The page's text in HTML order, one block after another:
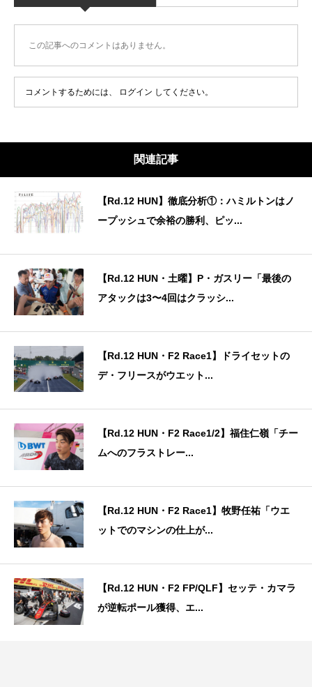
この記事へのコメントはありません。
コメントするためには、 ログイン してください。
関連記事
【Rd.12 HUN】徹底分析①：ハミルトンはノ
ープッシュで余裕の勝利、ピッ...
【Rd.12 HUN・土曜】P・ガスリー「最後の
アタックは3〜4回はクラッシ...
【Rd.12 HUN・F2 Race1】ドライセットの
デ・フリースがウエット...
【Rd.12 HUN・F2 Race1/2】福住仁嶺「チー
ムへのフラストレー...
【Rd.12 HUN・F2 Race1】牧野任祐「ウエ
ットでのマシンの仕上が...
【Rd.12 HUN・F2 FP/QLF】セッテ・カマラ
が逆転ポール獲得、エ...